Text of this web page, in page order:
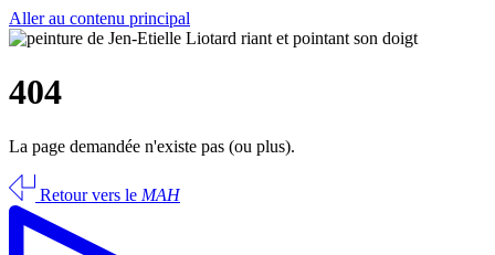
Aller au contenu principal
404
La page demandée n'existe pas (ou plus).
Retour vers le MAH